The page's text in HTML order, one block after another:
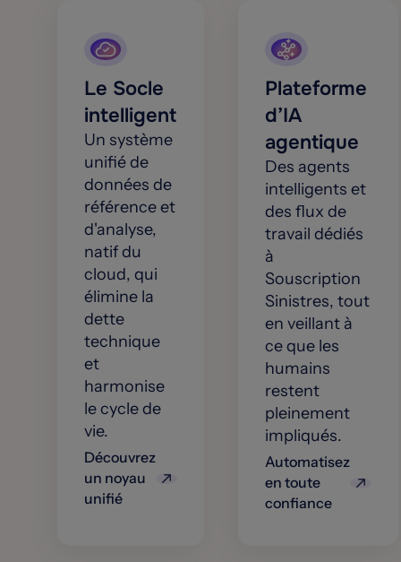
Le Socle
intelligent
Un système
unifié de
données de
référence et
d'analyse,
natif du
cloud, qui
élimine la
dette
technique
et
harmonise
le cycle de
vie.
Découvrez
un noyau
unifié
Plateforme
d’IA
agentique
Des agents
intelligents et
des flux de
travail dédiés
à
Souscription
Sinistres, tout
en veillant à
ce que les
humains
restent
pleinement
impliqués.
Automatisez
en toute
confiance